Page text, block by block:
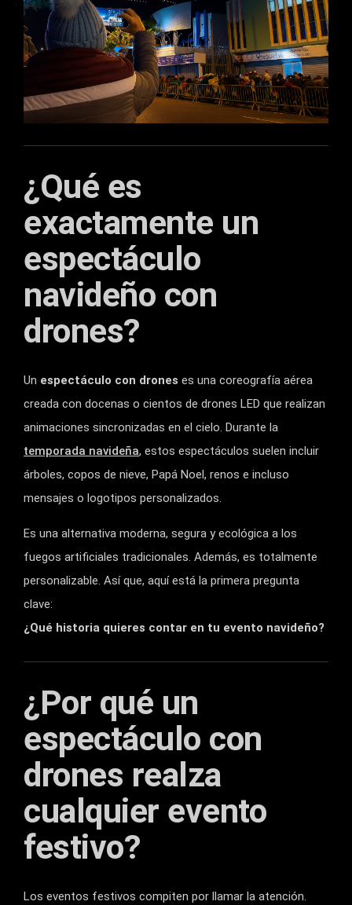
¿Qué es
exactamente un
espectáculo
navideño con
drones?
Un espectáculo con drones es una coreografía aérea
creada con docenas o cientos de drones LED que realizan
animaciones sincronizadas en el cielo. Durante la
temporada navideña, estos espectáculos suelen incluir
árboles, copos de nieve, Papá Noel, renos e incluso
mensajes o logotipos personalizados.
Es una alternativa moderna, segura y ecológica a los
fuegos artificiales tradicionales. Además, es totalmente
personalizable. Así que, aquí está la primera pregunta
clave:
¿Qué historia quieres contar en tu evento navideño?
¿Por qué un
espectáculo con
drones realza
cualquier evento
festivo?
Los eventos festivos compiten por llamar la atención.